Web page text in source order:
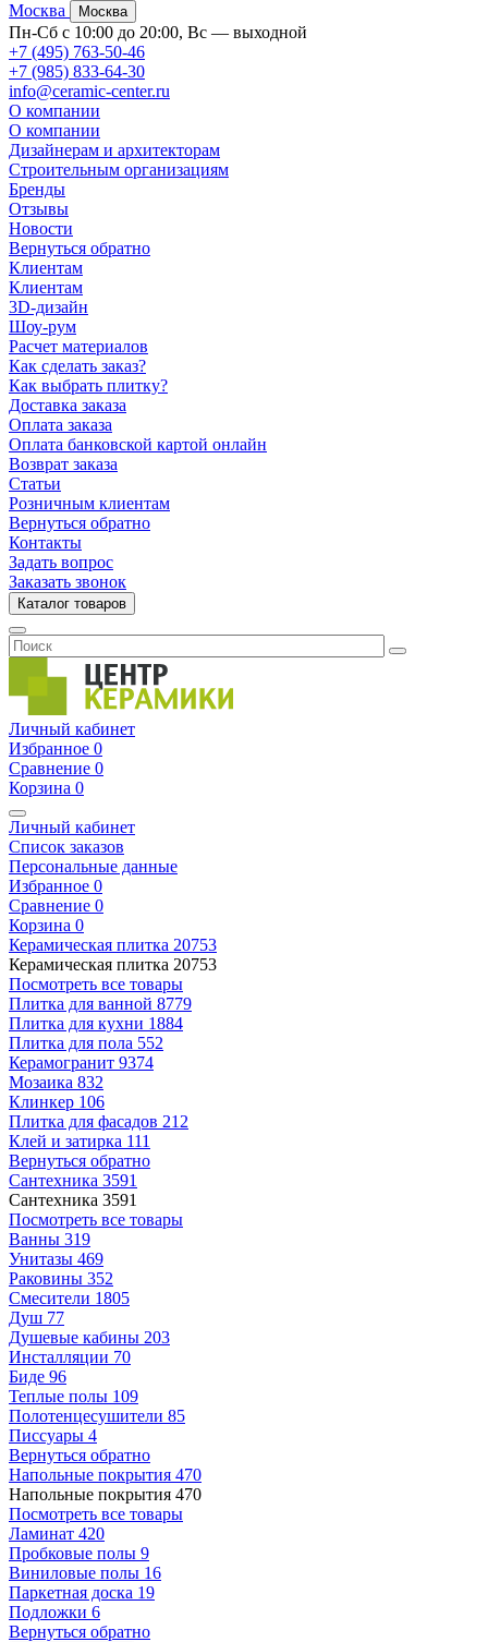
Москва
Москва
Пн-Сб с 10:00 до 20:00, Вс — выходной
+7 (495) 763-50-46
+7 (985) 833-64-30
info@ceramic-center.ru
О компании
О компании
Дизайнерам и архитекторам
Строительным организациям
Бренды
Отзывы
Новости
Вернуться обратно
Клиентам
Клиентам
3D-дизайн
Шоу-рум
Расчет материалов
Как сделать заказ?
Как выбрать плитку?
Доставка заказа
Оплата заказа
Оплата банковской картой онлайн
Возврат заказа
Статьи
Розничным клиентам
Вернуться обратно
Контакты
Задать вопрос
Заказать звонок
Каталог товаров
Личный кабинет
Избранное 0
Сравнение 0
Корзина 0
Личный кабинет
Список заказов
Персональные данные
Избранное 0
Сравнение 0
Корзина 0
Керамическая плитка 20753
Керамическая плитка 20753
Посмотреть все товары
Плитка для ванной 8779
Плитка для кухни 1884
Плитка для пола 552
Керамогранит 9374
Мозаика 832
Клинкер 106
Плитка для фасадов 212
Клей и затирка 111
Вернуться обратно
Сантехника 3591
Сантехника 3591
Посмотреть все товары
Ванны 319
Унитазы 469
Раковины 352
Смесители 1805
Душ 77
Душевые кабины 203
Инсталляции 70
Биде 96
Теплые полы 109
Полотенцесушители 85
Писсуары 4
Вернуться обратно
Напольные покрытия 470
Напольные покрытия 470
Посмотреть все товары
Ламинат 420
Пробковые полы 9
Виниловые полы 16
Паркетная доска 19
Подложки 6
Вернуться обратно